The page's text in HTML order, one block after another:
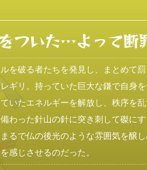
ついた…よって
を破る者たちを発見し、まとめて罰
ギリ。持っていた巨大な鎌で自身
いたエネルギーを解放し、秩序を
わった針山の針に突き刺して磔に
るで仏の後光のような雰囲気を醸
感じさせるのだった。